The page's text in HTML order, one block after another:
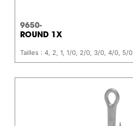
9650-
ROUND 1X
Tailles : 4, 2, 1, 1/0, 2/0, 3/0, 4/0, 5/0